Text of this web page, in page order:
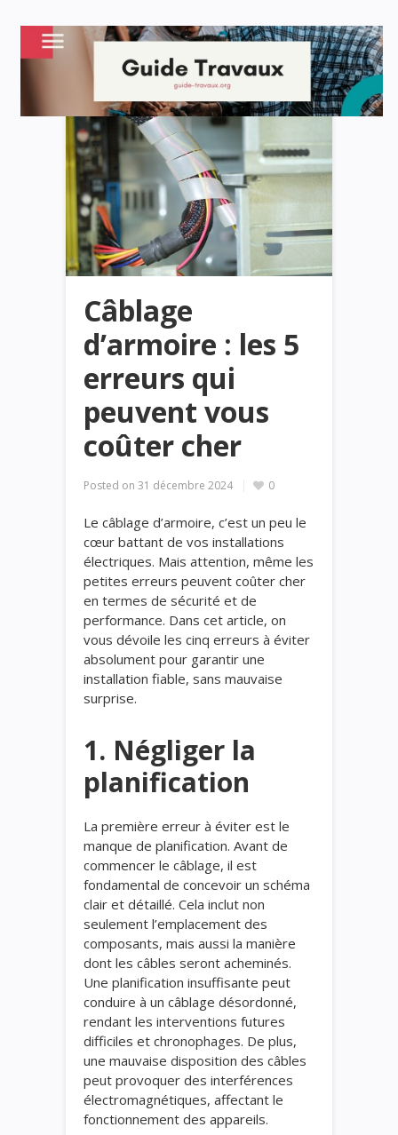
Câblage
d’armoire : les 5
erreurs qui
peuvent vous
coûter cher
Posted on 31 décembre 2024 0
Le câblage d’armoire, c’est un peu le
cœur battant de vos installations
électriques. Mais attention, même les
petites erreurs peuvent coûter cher
en termes de sécurité et de
performance. Dans cet article, on
vous dévoile les cinq erreurs à éviter
absolument pour garantir une
installation fiable, sans mauvaise
surprise.
1. Négliger la
planification
La première erreur à éviter est le
manque de planification. Avant de
commencer le câblage, il est
fondamental de concevoir un schéma
clair et détaillé. Cela inclut non
seulement l’emplacement des
composants, mais aussi la manière
dont les câbles seront acheminés.
Une planification insuffisante peut
conduire à un câblage désordonné,
rendant les interventions futures
difficiles et chronophages. De plus,
une mauvaise disposition des câbles
peut provoquer des interférences
électromagnétiques, affectant le
fonctionnement des appareils.